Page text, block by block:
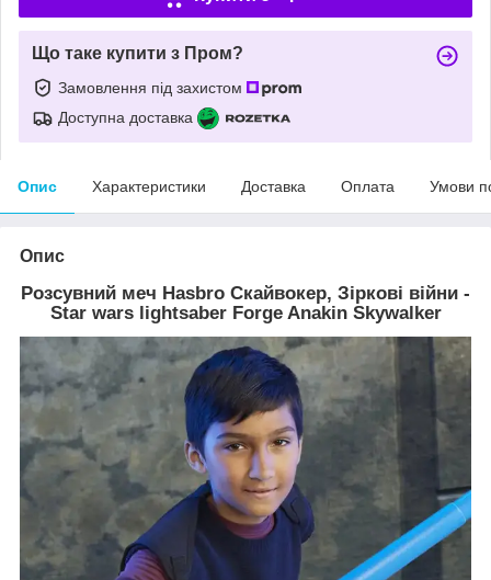
Що таке купити з Пром?
Замовлення під захистом
Доступна доставка
Опис Характеристики Доставка Оплата Умови
Опис
Розсувний меч Hasbro Скайвокер, Зіркові війни -
Star wars lightsaber Forge Anakin Skywalker